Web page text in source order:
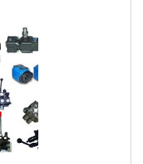
com foco total na
de painel elétrico,
deve prezar pelos
e proteção,
no planejamento de
a desejar nos
que o serviço deve
especializadas no
a garantir a qualidade